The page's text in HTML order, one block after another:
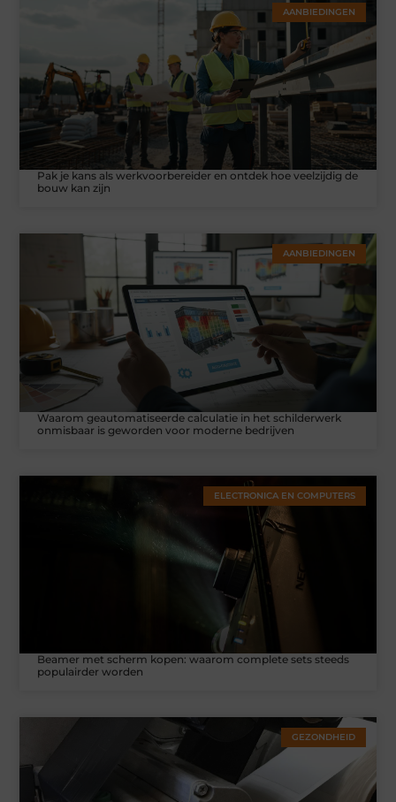
AANBIEDINGEN
Pak je kans als werkvoorbereider en ontdek hoe veelzijdig de
bouw kan zijn
AANBIEDINGEN
Waarom geautomatiseerde calculatie in het schilderwerk
onmisbaar is geworden voor moderne bedrijven
ELECTRONICA EN COMPUTERS
Beamer met scherm kopen: waarom complete sets steeds
populairder worden
GEZONDHEID